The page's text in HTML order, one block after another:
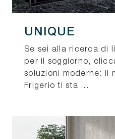
UNIQUE
Se sei alla ricerca di
per il soggiorno,
soluzioni moderne: il
Frigerio ti sta ...